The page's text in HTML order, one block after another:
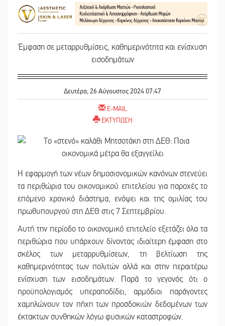
Έμφαση σε μεταρρυθμίσεις, καθημερινότητα και ενίσχυση
εισοδημάτων
Δευτέρα, 26 Αύγουστος 2024 07:47
E-MAIL
ΕΚΤΥΠΩΣΗ
H εφαρμογή των νέων δημοσιονομικών κανόνων στενεύει
τα περιθώρια του οικονομικού επιτελείου για παροχές το
επόμενο χρονικό διάστημα, ενόψει και της ομιλίας του
πρωθυπουργού στη ΔΕΘ στις 7 Σεπτεμβρίου.
Αυτή την περίοδο το οικονομικό επιτελείο εξετάζει όλα τα
περιθώρια που υπάρχουν δίνοντας ιδιαίτερη έμφαση στο
σκέλος των μεταρρυθμίσεων, τη βελτίωση της
καθημερινότητας των πολιτών αλλά και στην περαιτέρω
ενίσχυση των εισοδημάτων. Παρά το γεγονός ότι ο
προϋπολογισμός υπεραποδίδει, αρμόδιοι παράγοντες
χαμηλώνουν τον πήχη των προσδοκιών δεδομένων των
έκτακτων συνθηκών λόγω φυσικών καταστροφών.